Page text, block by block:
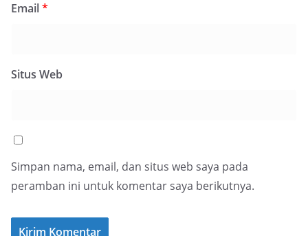
Email*
Situs Web
Simpan nama, email, dan situs web saya pada
peramban ini untuk komentar saya berikutnya.